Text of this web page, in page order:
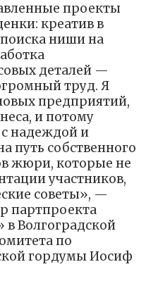
проекты
креатив в
ниши на
деталей —
труд. Я
предприятий,
и потому
надеждой и
путь собственного
жюри, которые не
участников,
советы», —
партпроекта
Волгоградской
по
гордумы Иосиф